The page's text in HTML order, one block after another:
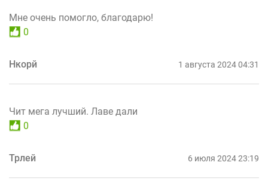
Мне очень помогло, благодарю!
0
Нкорй 1 августа 2024 04:31
Чит мега лучший. Лаве дали
0
Трлей 6 июля 2024 23:19